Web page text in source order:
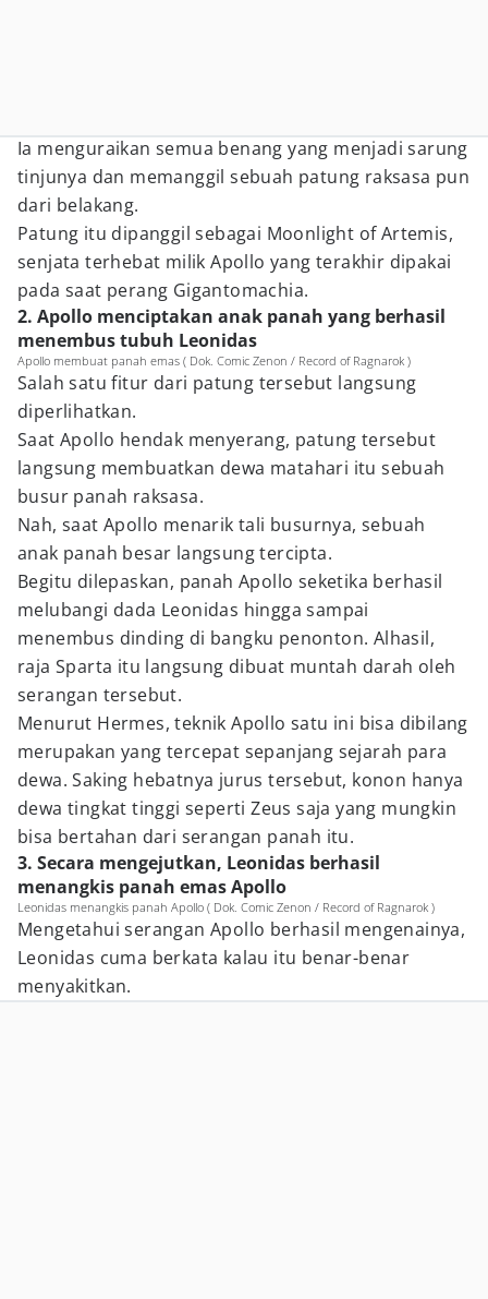
Ia menguraikan semua benang yang menjadi sarung
tinjunya dan memanggil sebuah patung raksasa pun
dari belakang.
Patung itu dipanggil sebagai Moonlight of Artemis,
senjata terhebat milik Apollo yang terakhir dipakai
pada saat perang Gigantomachia.
2. Apollo menciptakan anak panah yang berhasil
menembus tubuh Leonidas
Apollo membuat panah emas ( Dok. Comic Zenon / Record of Ragnarok )
Salah satu fitur dari patung tersebut langsung
diperlihatkan.
Saat Apollo hendak menyerang, patung tersebut
langsung membuatkan dewa matahari itu sebuah
busur panah raksasa.
Nah, saat Apollo menarik tali busurnya, sebuah
anak panah besar langsung tercipta.
Begitu dilepaskan, panah Apollo seketika berhasil
melubangi dada Leonidas hingga sampai
menembus dinding di bangku penonton. Alhasil,
raja Sparta itu langsung dibuat muntah darah oleh
serangan tersebut.
Menurut Hermes, teknik Apollo satu ini bisa dibilang
merupakan yang tercepat sepanjang sejarah para
dewa. Saking hebatnya jurus tersebut, konon hanya
dewa tingkat tinggi seperti Zeus saja yang mungkin
bisa bertahan dari serangan panah itu.
3. Secara mengejutkan, Leonidas berhasil
menangkis panah emas Apollo
Leonidas menangkis panah Apollo ( Dok. Comic Zenon / Record of Ragnarok )
Mengetahui serangan Apollo berhasil mengenainya,
Leonidas cuma berkata kalau itu benar-benar
menyakitkan.